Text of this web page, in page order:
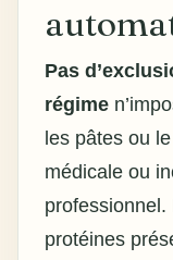
Pas
régime
les pâtes ou
médicale ou
protéines